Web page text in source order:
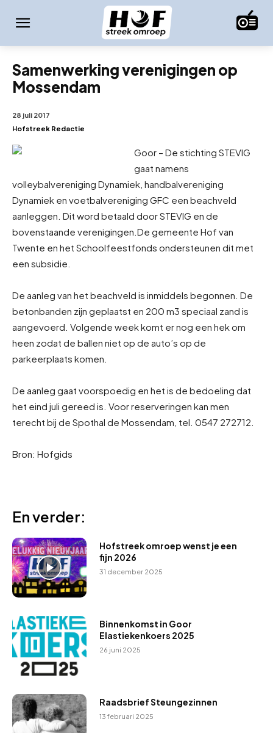
Samenwerking verenigingen op
Mossendam
28 juli 2017
Hofstreek Redactie
Goor – De stichting STEVIG
gaat namens
volleybalvereniging Dynamiek, handbalvereniging
Dynamiek en voetbalvereniging GFC een beachveld
aanleggen. Dit word betaald door STEVIG en de
bovenstaande verenigingen. De gemeente Hof van
Twente en het Schoolfeestfonds ondersteunen dit met
een subsidie.
De aanleg van het beachveld is inmiddels begonnen. De
betonbanden zijn geplaatst en 200 m3 speciaal zand is
aangevoerd. Volgende week komt er nog een hek om
heen zodat de ballen niet op de auto’s op de
parkeerplaats komen.
De aanleg gaat voorspoedig en het is de bedoeling dat
het eind juli gereed is. Voor reserveringen kan men
terecht bij de Spothal de Mossendam, tel. 0547 272712.
Bron: Hofgids
En verder:
Hofstreek omroep wenst je een
fijn 2026
31 december 2025
Binnenkomst in Goor
Elastiekenkoers 2025
26 juni 2025
Raadsbrief Steungezinnen
13 februari 2025